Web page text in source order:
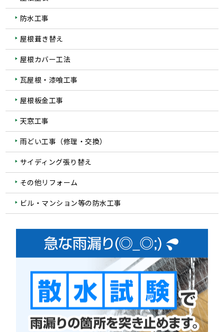
防水工事
屋根葺き替え
屋根カバー工法
瓦屋根・漆喰工事
屋根板金工事
天窓工事
雨どい工事（修理・交換）
サイディング張り替え
その他リフォーム
ビル・マンション等の防水工事